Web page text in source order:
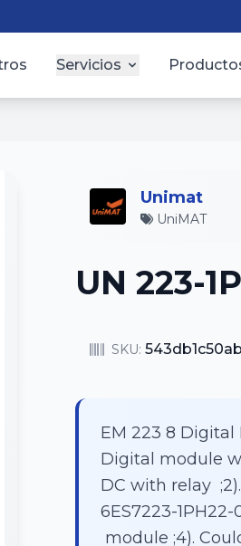
Servicios
Unimat
UniMAT
UN 223-
SKU:
EM 223 8
Digital module
DC with relay
6ES7223-
module ;4).